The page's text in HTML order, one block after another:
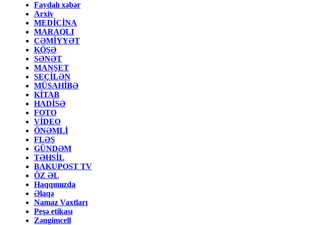
Faydalı xəbər
Arxiv
MEDİCİNA
MARAQLI
CƏMİYYƏT
KÖŞƏ
SƏNƏT
MANŞET
SEÇİLƏN
MÜSAHİBƏ
KİTAB
HADİSƏ
FOTO
VİDEO
ÖNƏMLİ
FLƏŞ
GÜNDƏM
TƏHSİL
BAKUPOST TV
ÖZ ƏL
Haqqımızda
Əlaqə
Namaz Vaxtları
Peşə etikası
Zəngimcell